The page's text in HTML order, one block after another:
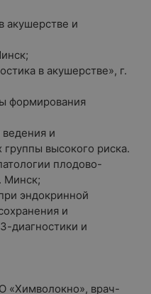
акушерстве и
в акушерстве», г.
формирования
и
высокого риска.
плодово-
Минск;
эндокринной
и
диагностики и
«Химволокно», врач-